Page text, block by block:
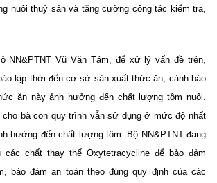
nuôi thuỷ sản và tăng cường công tác kiểm tra,
NN&PTNT Vũ Văn Tám, để xử lý vấn đề trên,
kịp thời đến cơ sở sản xuất thức ăn, cảnh báo
ăn này ảnh hưởng đến chất lượng tôm nuôi.
bà con quy trình vẫn sử dụng ở mức độ nhất
hưởng đến chất lượng tôm. Bộ NN&PTNT đang
các chất thay thế Oxytetracycline để bảo đảm
bảo đảm an toàn theo đúng quy định của các